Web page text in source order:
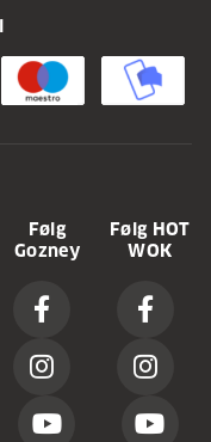
Følg
Gozney
Følg HOT
WOK